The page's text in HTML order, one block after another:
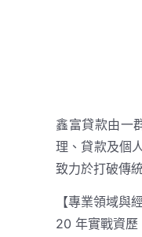
鑫富貸款由一
理、貸款及個
致力於打破傳
【專業領域與
20 年實戰資歷